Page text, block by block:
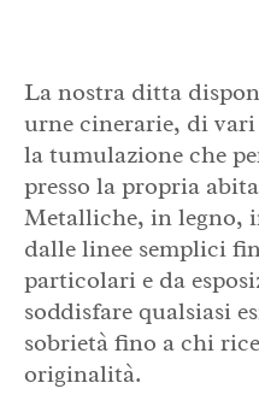
La nostra ditta
urne cinerarie, di
la tumulazione che
presso la propria
Metalliche, in legno,
dalle linee semplici
particolari e da
soddisfare qualsiasi
sobrietà fino a chi
originalità.